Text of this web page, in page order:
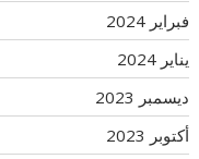
فبراير 2024
يناير 2024
ديسمبر 2023
أكتوبر 2023